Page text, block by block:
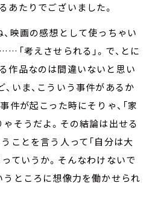
あたりでございました。
、映画の感想として使っちゃい
「考えさせられる」。で、とに
作品なのは間違いないと思い
いま、こういう事件があるか
件が起こった時にそりゃ、「家
そうだよ。その結論は出せる
ことを言う人って「自分は大
ていうか。そんなわけないで
うところに想像力を働かせられ